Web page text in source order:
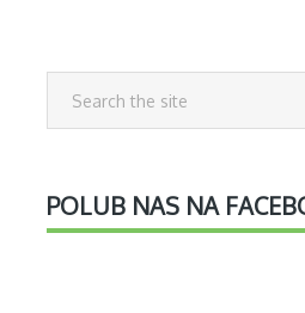
POLUB NAS NA